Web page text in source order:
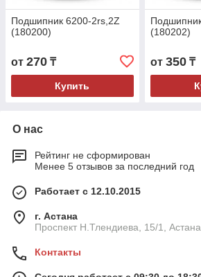
Подшипник 6200-2rs,2Z
(180200)
от 270 ₸
Купить
(180202)
от 350₸
О нас
Рейтинг не сформирован
Менее 5 отзывов за последний год
Работает с 12.10.2015
г. Астана
Проспект Н.Тлендиева, 15/1,
Контакты